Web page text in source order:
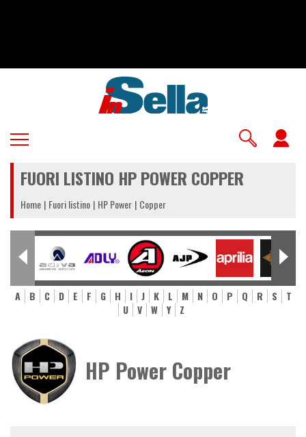
FUORI LISTINO HP POWER COPPER
Home Fuori listino HP Power Copper
A B C D E F G H I J K L M N O P Q R S
T
U
V W Y Z
HP Power Copper